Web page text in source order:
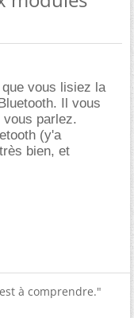
vous lisiez la
Il vous
parlez.
(y'a
bien, et
à comprendre."